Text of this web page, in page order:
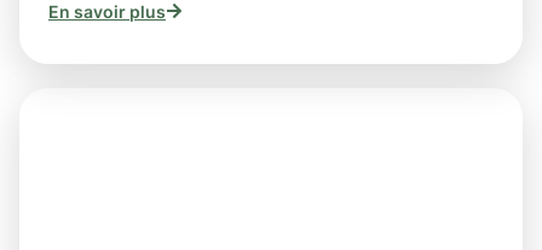
En savoir plus